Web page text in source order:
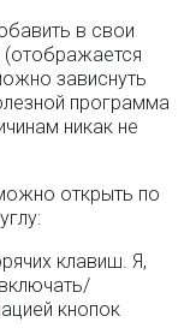
в свои
(отображается
зависнуть
программа
никак не
открыть по
клавиш. Я,
кнопок